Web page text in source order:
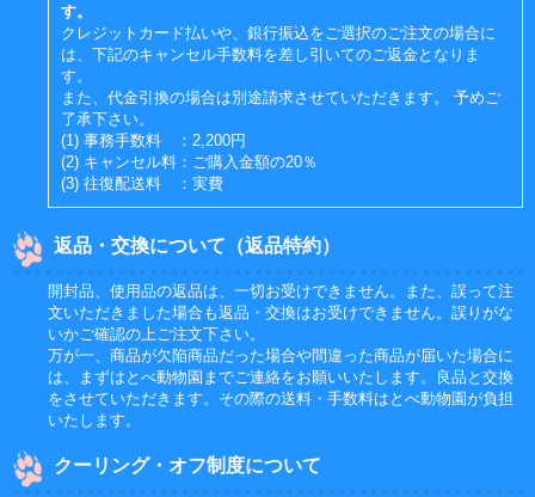
す。
クレジットカード払いや、銀行振込をご選択のご注文の場合に
は、下記のキャンセル手数料を差し引いてのご返金となりま
す。
また、代金引換の場合は別途請求させていただきます。 予めご
了承下さい。
(1) 事務手数料 ：2,200円
(2) キャンセル料：ご購入金額の20％
(3) 往復配送料 ：実費
返品・交換について（返品特約）
開封品、使用品の返品は、一切お受けできません。また、誤って注
文いただきました場合も返品・交換はお受けできません。誤りがな
いかご確認の上ご注文下さい。
万が一、商品が欠陥商品だった場合や間違った商品が届いた場合に
は、まずはとべ動物園までご連絡をお願いいたします。良品と交換
をさせていただきます。その際の送料・手数料はとべ動物園が負担
いたします。
クーリング・オフ制度について